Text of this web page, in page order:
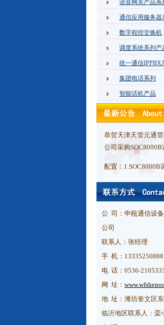
语音网关产品系
通信应用服务器
数字程控交换机
调度系统系列产
统一通信IPPBX
集团电话系列
智能话机产品
司。特此告知！感谢
恭贺山东齐鲁商业
司采购SOC8000C调
恭贺常州贝特信息
购SOC5000-
对！
恭贺经伟科技采购
15A0130一对！
公司采购
+16环路
2.8路录音板1块
3.128键丹麦建调度
恭贺山东齐鲁商业发
司采购SOC8260触
（配字母话机）！
公 司：申瓯通信设
公司
联系人：张经理
手 机：13335250888
电 话：0536-
网 址：
地 址：潍坊奎文区
临沂地区联系人：栾